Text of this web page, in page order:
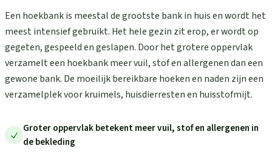
Een hoekbank is meestal de grootste bank in huis en wordt het
meest intensief gebruikt. Het hele gezin zit erop, er wordt op
gegeten, gespeeld en geslapen. Door het grotere oppervlak
verzamelt een hoekbank meer vuil, stof en allergenen dan een
gewone bank. De moeilijk bereikbare hoeken en naden zijn een
verzamelplek voor kruimels, huisdierresten en huisstofmijt.
Groter oppervlak betekent meer vuil, stof en allergenen in
de bekleding